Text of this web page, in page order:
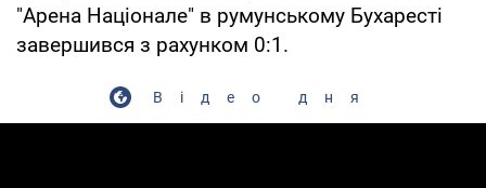
"Арена Націонале" в румунському Бухаресті
завершився з рахунком 0:1.
Відео дня